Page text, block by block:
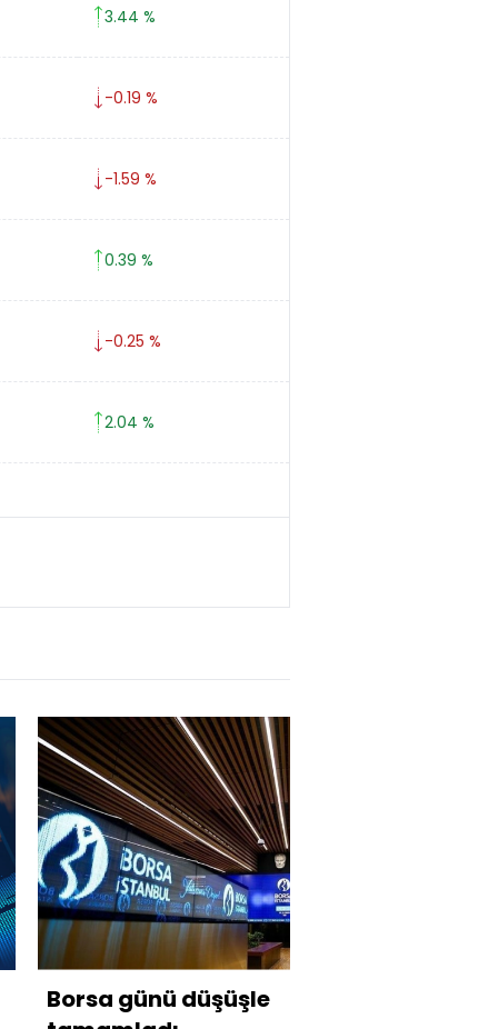
3.44 %
-0.19 %
-1.59 %
0.39 %
-0.25 %
2.04 %
Borsa günü düşüşle